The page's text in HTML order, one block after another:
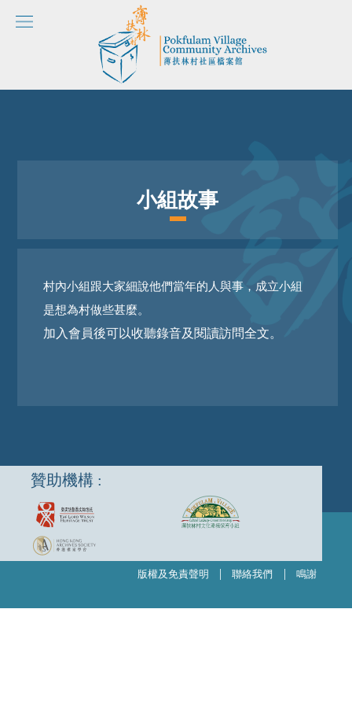
小組故事
村內小組跟大家細說他們當年的人與事，成立小組
是想為村做些甚麼。
加入會員後可以收聽錄音及閱讀訪問全文。
贊助機構 :
鳴謝
|
聯絡我們
|
版權及免責聲明